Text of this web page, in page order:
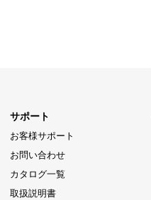
サポート
お客様サポート
お問い合わせ
カタログ一覧
取扱説明書